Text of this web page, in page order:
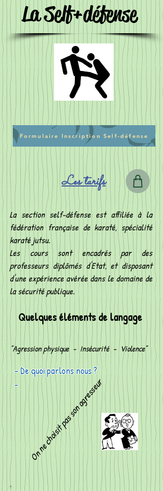
La Self+défense
Formulaire Inscription Self-défense
Les tarifs
La section self-défense est affiliée à la
fédération française de karaté, spécialité
karaté jutsu.
Les cours sont encadrés par des
professeurs diplômés d'Etat, et disposant
d'une expérience avérée dans le domaine de
la sécurité publique.
Quelques éléments de langage
"Agression physique - Insécurité - Violence"
- De quoi parlons nous ?
-
On ne choisit pas son agresseur